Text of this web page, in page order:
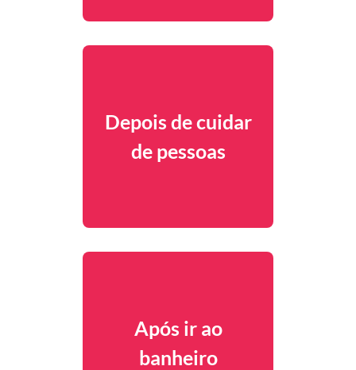
Depois de cuidar
de pessoas
Após ir ao
banheiro